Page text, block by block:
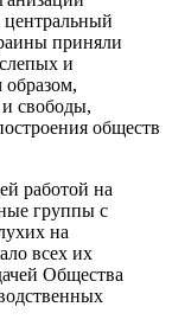
приняли
и
свободы,
обществ
работой на
группы с
на
всех их
Общества